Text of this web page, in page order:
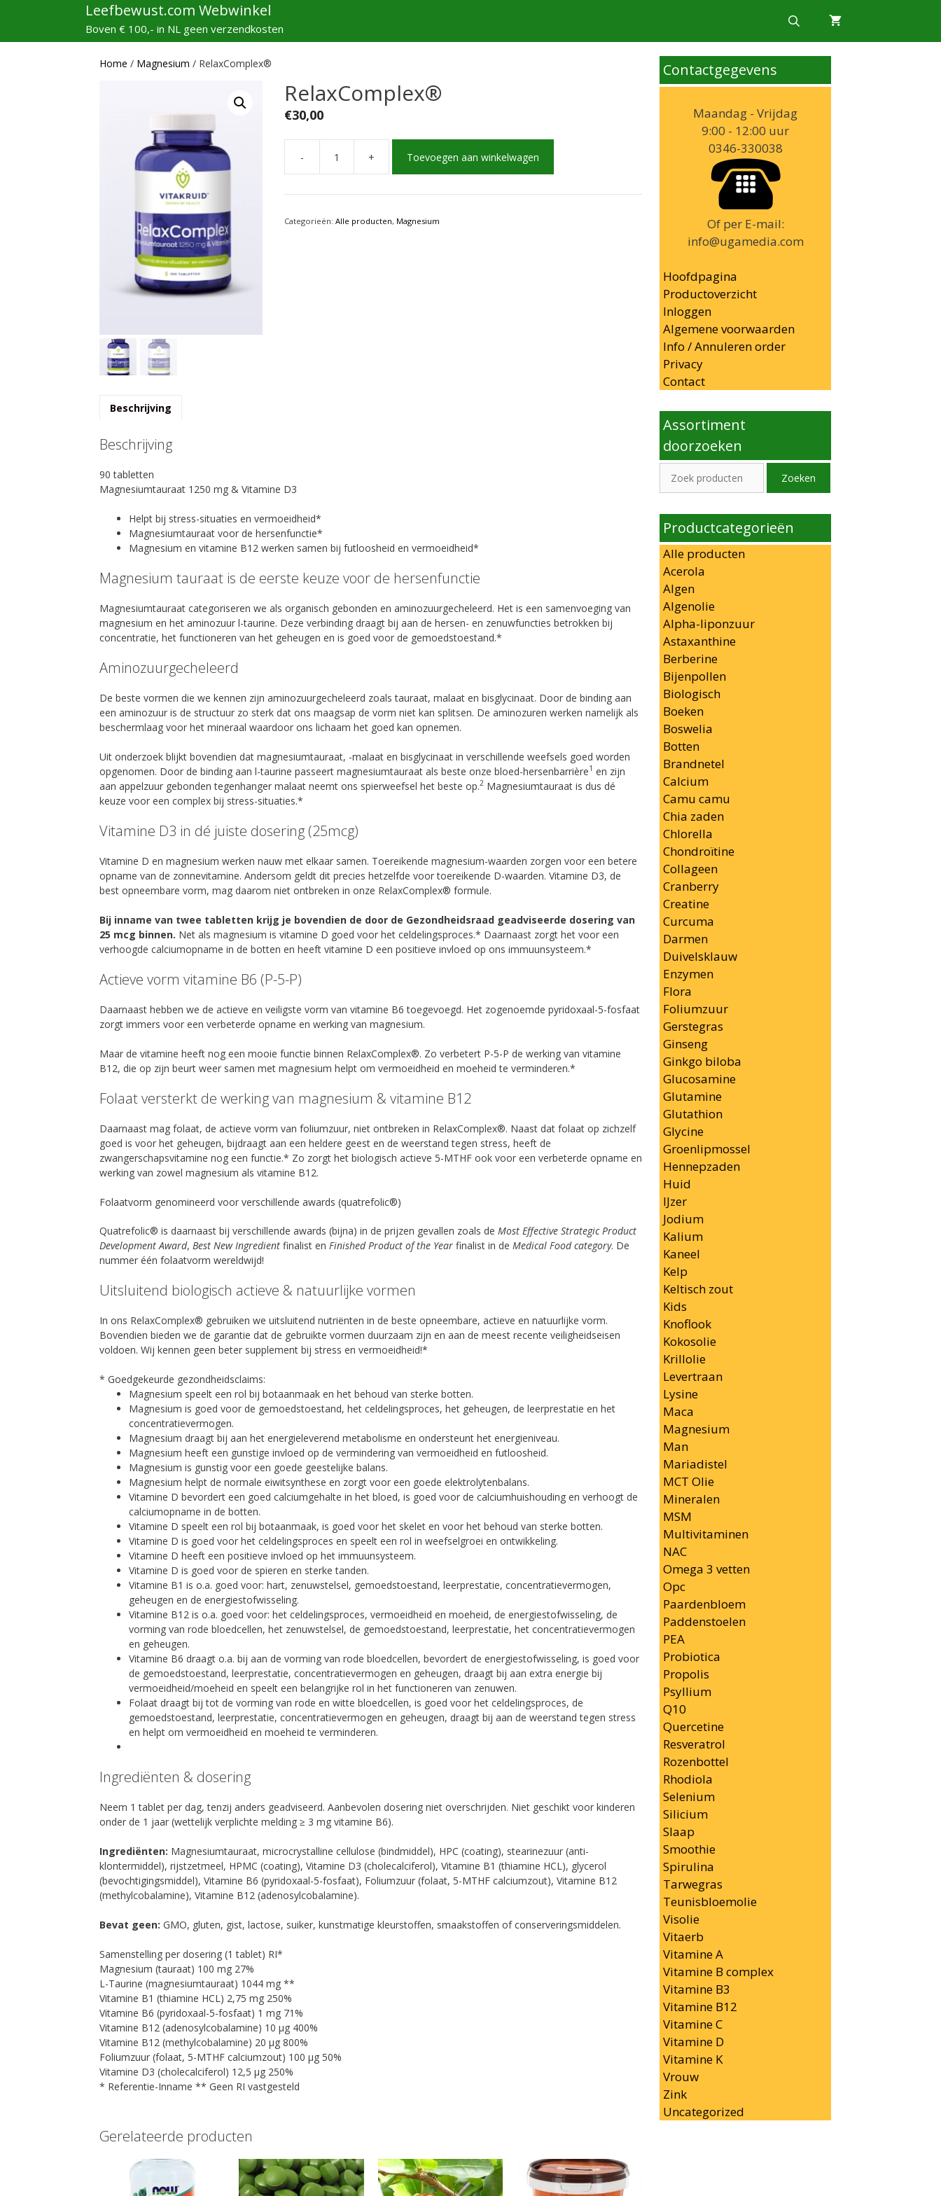
Leefbewust.com Webwinkel
Boven € 100,- in NL geen verzendkosten
Home / Magnesium / RelaxComplex®
RelaxComplex®
€30,00
-
RelaxComplex®
aantal
+ Toevoegen aan winkelwagen
Categorieën: Alle producten, Magnesium
Beschrijving
Beschrijving
90 tabletten
Magnesiumtauraat 1250 mg & Vitamine D3
Helpt bij stress-situaties en vermoeidheid*
Magnesiumtauraat voor de hersenfunctie*
Magnesium en vitamine B12 werken samen bij futloosheid en vermoeidheid*
Magnesium tauraat is de eerste keuze voor de hersenfunctie
Magnesiumtauraat categoriseren we als organisch gebonden en aminozuurgecheleerd. Het is een samenvoeging van
magnesium en het aminozuur l-taurine. Deze verbinding draagt bij aan de hersen- en zenuwfuncties betrokken bij
concentratie, het functioneren van het geheugen en is goed voor de gemoedstoestand.*
Aminozuurgecheleerd
De beste vormen die we kennen zijn aminozuurgecheleerd zoals tauraat, malaat en bisglycinaat. Door de binding aan
een aminozuur is de structuur zo sterk dat ons maagsap de vorm niet kan splitsen. De aminozuren werken namelijk als
beschermlaag voor het mineraal waardoor ons lichaam het goed kan opnemen.
Uit onderzoek blijkt bovendien dat magnesiumtauraat, -malaat en bisglycinaat in verschillende weefsels goed worden
opgenomen. Door de binding aan l-taurine passeert magnesiumtauraat als beste onze bloed-hersenbarrière1 en zijn
aan appelzuur gebonden tegenhanger malaat neemt ons spierweefsel het beste op.2 Magnesiumtauraat is dus dé
keuze voor een complex bij stress-situaties.*
Vitamine D3 in dé juiste dosering (25mcg)
Vitamine D en magnesium werken nauw met elkaar samen. Toereikende magnesium-waarden zorgen voor een betere
opname van de zonnevitamine. Andersom geldt dit precies hetzelfde voor toereikende D-waarden. Vitamine D3, de
best opneembare vorm, mag daarom niet ontbreken in onze RelaxComplex® formule.
Bij inname van twee tabletten krijg je bovendien de door de Gezondheidsraad geadviseerde dosering van
25 mcg binnen. Net als magnesium is vitamine D goed voor het celdelingsproces.* Daarnaast zorgt het voor een
verhoogde calciumopname in de botten en heeft vitamine D een positieve invloed op ons immuunsysteem.*
Actieve vorm vitamine B6 (P-5-P)
Daarnaast hebben we de actieve en veiligste vorm van vitamine B6 toegevoegd. Het zogenoemde pyridoxaal-5-fosfaat
zorgt immers voor een verbeterde opname en werking van magnesium.
Maar de vitamine heeft nog een mooie functie binnen RelaxComplex®. Zo verbetert P-5-P de werking van vitamine
B12, die op zijn beurt weer samen met magnesium helpt om vermoeidheid en moeheid te verminderen.*
Folaat versterkt de werking van magnesium & vitamine B12
Daarnaast mag folaat, de actieve vorm van foliumzuur, niet ontbreken in RelaxComplex®. Naast dat folaat op zichzelf
goed is voor het geheugen, bijdraagt aan een heldere geest en de weerstand tegen stress, heeft de
zwangerschapsvitamine nog een functie.* Zo zorgt het biologisch actieve 5-MTHF ook voor een verbeterde opname en
werking van zowel magnesium als vitamine B12.
Folaatvorm genomineerd voor verschillende awards (quatrefolic®)
Quatrefolic® is daarnaast bij verschillende awards (bijna) in de prijzen gevallen zoals de Most Effective Strategic Product
Development Award, Best New Ingredient finalist en Finished Product of the Year finalist in de Medical Food category. De
nummer één folaatvorm wereldwijd!
Uitsluitend biologisch actieve & natuurlijke vormen
In ons RelaxComplex® gebruiken we uitsluitend nutriënten in de beste opneembare, actieve en natuurlijke vorm.
Bovendien bieden we de garantie dat de gebruikte vormen duurzaam zijn en aan de meest recente veiligheidseisen
voldoen. Wij kennen geen beter supplement bij stress en vermoeidheid!*
* Goedgekeurde gezondheidsclaims:
Magnesium speelt een rol bij botaanmaak en het behoud van sterke botten.
Magnesium is goed voor de gemoedstoestand, het celdelingsproces, het geheugen, de leerprestatie en het
concentratievermogen.
Magnesium draagt bij aan het energieleverend metabolisme en ondersteunt het energieniveau.
Magnesium heeft een gunstige invloed op de vermindering van vermoeidheid en futloosheid.
Magnesium is gunstig voor een goede geestelijke balans.
Magnesium helpt de normale eiwitsynthese en zorgt voor een goede elektrolytenbalans.
Vitamine D bevordert een goed calciumgehalte in het bloed, is goed voor de calciumhuishouding en verhoogt de
calciumopname in de botten.
Vitamine D speelt een rol bij botaanmaak, is goed voor het skelet en voor het behoud van sterke botten.
Vitamine D is goed voor het celdelingsproces en speelt een rol in weefselgroei en ontwikkeling.
Vitamine D heeft een positieve invloed op het immuunsysteem.
Vitamine D is goed voor de spieren en sterke tanden.
Vitamine B1 is o.a. goed voor: hart, zenuwstelsel, gemoedstoestand, leerprestatie, concentratievermogen,
geheugen en de energiestofwisseling.
Vitamine B12 is o.a. goed voor: het celdelingsproces, vermoeidheid en moeheid, de energiestofwisseling, de
vorming van rode bloedcellen, het zenuwstelsel, de gemoedstoestand, leerprestatie, het concentratievermogen
en geheugen.
Vitamine B6 draagt o.a. bij aan de vorming van rode bloedcellen, bevordert de energiestofwisseling, is goed voor
de gemoedstoestand, leerprestatie, concentratievermogen en geheugen, draagt bij aan extra energie bij
vermoeidheid/moeheid en speelt een belangrijke rol in het functioneren van zenuwen.
Folaat draagt bij tot de vorming van rode en witte bloedcellen, is goed voor het celdelingsproces, de
gemoedstoestand, leerprestatie, concentratievermogen en geheugen, draagt bij aan de weerstand tegen stress
en helpt om vermoeidheid en moeheid te verminderen.
Ingrediënten & dosering
Neem 1 tablet per dag, tenzij anders geadviseerd. Aanbevolen dosering niet overschrijden. Niet geschikt voor kinderen
onder de 1 jaar (wettelijk verplichte melding ≥ 3 mg vitamine B6).
Ingrediënten: Magnesiumtauraat, microcrystalline cellulose (bindmiddel), HPC (coating), stearinezuur (anti-
klontermiddel), rijstzetmeel, HPMC (coating), Vitamine D3 (cholecalciferol), Vitamine B1 (thiamine HCL), glycerol
(bevochtigingsmiddel), Vitamine B6 (pyridoxaal-5-fosfaat), Foliumzuur (folaat, 5-MTHF calciumzout), Vitamine B12
(methylcobalamine), Vitamine B12 (adenosylcobalamine).
Bevat geen: GMO, gluten, gist, lactose, suiker, kunstmatige kleurstoffen, smaakstoffen of conserveringsmiddelen.
Samenstelling per dosering (1 tablet) RI*
Magnesium (tauraat) 100 mg 27%
L-Taurine (magnesiumtauraat) 1044 mg **
Vitamine B1 (thiamine HCL) 2,75 mg 250%
Vitamine B6 (pyridoxaal-5-fosfaat) 1 mg 71%
Vitamine B12 (adenosylcobalamine) 10 µg 400%
Vitamine B12 (methylcobalamine) 20 µg 800%
Foliumzuur (folaat, 5-MTHF calciumzout) 100 µg 50%
Vitamine D3 (cholecalciferol) 12,5 µg 250%
* Referentie-Inname ** Geen RI vastgesteld
Gerelateerde producten
Contactgegevens
Maandag - Vrijdag
9:00 - 12:00 uur
0346-330038
Of per E-mail:
info@ugamedia.com
Hoofdpagina
Productoverzicht
Inloggen
Algemene voorwaarden
Info / Annuleren order
Privacy
Contact
Assortiment
doorzoeken
Zoeken
naar:
Zoeken
Productcategorieën
Alle producten
Acerola
Algen
Algenolie
Alpha-liponzuur
Astaxanthine
Berberine
Bijenpollen
Biologisch
Boeken
Boswelia
Botten
Brandnetel
Calcium
Camu camu
Chia zaden
Chlorella
Chondroïtine
Collageen
Cranberry
Creatine
Curcuma
Darmen
Duivelsklauw
Enzymen
Flora
Foliumzuur
Gerstegras
Ginseng
Ginkgo biloba
Glucosamine
Glutamine
Glutathion
Glycine
Groenlipmossel
Hennepzaden
Huid
IJzer
Jodium
Kalium
Kaneel
Kelp
Keltisch zout
Kids
Knoflook
Kokosolie
Krillolie
Levertraan
Lysine
Maca
Magnesium
Man
Mariadistel
MCT Olie
Mineralen
MSM
Multivitaminen
NAC
Omega 3 vetten
Opc
Paardenbloem
Paddenstoelen
PEA
Probiotica
Propolis
Psyllium
Q10
Quercetine
Resveratrol
Rozenbottel
Rhodiola
Selenium
Silicium
Slaap
Smoothie
Spirulina
Tarwegras
Teunisbloemolie
Visolie
Vitaerb
Vitamine A
Vitamine B complex
Vitamine B3
Vitamine B12
Vitamine C
Vitamine D
Vitamine K
Vrouw
Zink
Uncategorized